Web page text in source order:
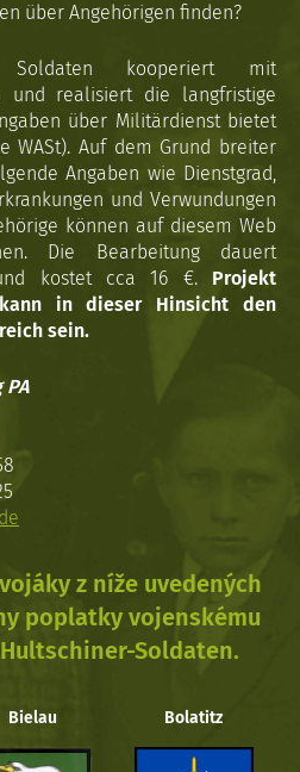
über Angehörigen finden?
Soldaten kooperiert mit
und realisiert die langfristige
über Militärdienst bietet
WASt). Auf dem Grund breiter
Angaben wie Dienstgrad,
und Verwundungen
können auf diesem Web
Die Bearbeitung dauert
kostet cca 16 €. Projekt
in dieser Hinsicht den
sein.
z níže uvedených
poplatky vojenskému
Soldaten.
Bielau Bolatitz